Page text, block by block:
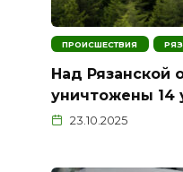
ПРОИСШЕСТВИЯ
Над Рязанской
уничтожены 14
23.10.2025